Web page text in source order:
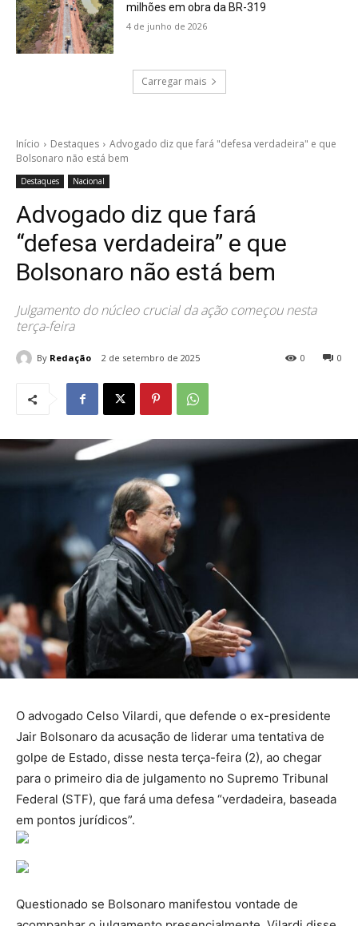
milhões em obra da BR-319
4 de junho de 2026
Carregar mais